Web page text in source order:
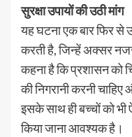
सुरक्षा उपायों की उठी मांग
यह घटना एक बार फिर से
करती है, जिन्हें अक्सर
कहना है कि प्रशासन को
की निगरानी करनी चाहिए
इसके साथ ही बच्चों को
किया जाना आवश्यक है।